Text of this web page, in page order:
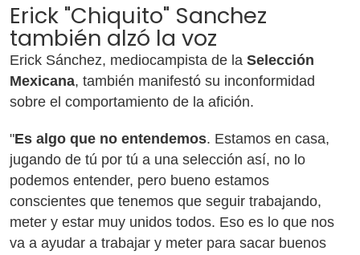
Erick "Chiquito" Sanchez
también alzó la voz
Erick Sánchez, mediocampista de la Selección
Mexicana, también manifestó su inconformidad
sobre el comportamiento de la afición.
"Es algo que no entendemos. Estamos en casa,
jugando de tú por tú a una selección así, no lo
podemos entender, pero bueno estamos
conscientes que tenemos que seguir trabajando,
meter y estar muy unidos todos. Eso es lo que nos
va a ayudar a trabajar y meter para sacar buenos